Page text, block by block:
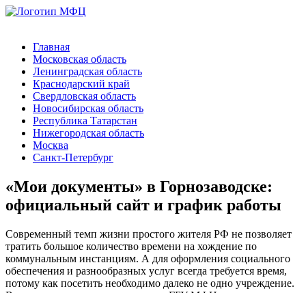
Главная
Московская область
Ленинградская область
Краснодарский край
Свердловская область
Новосибирская область
Республика Татарстан
Нижегородская область
Москва
Санкт-Петербург
«Мои документы» в Горнозаводске:
официальный сайт и график работы
Современный темп жизни простого жителя РФ не позволяет
тратить большое количество времени на хождение по
коммунальным инстанциям. А для оформления социального
обеспечения и разнообразных услуг всегда требуется время,
потому как посетить необходимо далеко не одно учреждение.